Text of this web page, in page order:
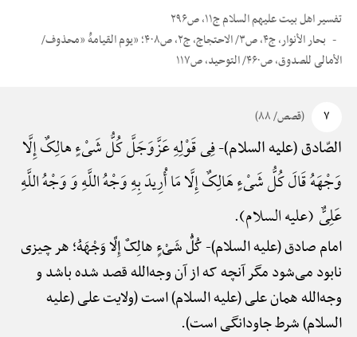
تفسیر اهل بیت علیهم السلام ج۱۱، ص۲۹۶
بحار الأنوار، ج۴، ص۳/ الاحتجاج، ج۲، ص۴۰۸؛ «یوم القیامهًْ «محذوف/
الأمالی للصدوق، ص۴۶۰/ التوحید، ص۱۱۷
۷ (قصص/ ۸۸)
الصّادق (علیه السلام)-فِی قَوْلِهِ عَزَّوَجَلَّ کُلُّ شَیْءٍ هالِکٌ إِلَّا
وَجْهَهُ قَالَ کُلُّ شَیْءٍ هَالِکٌ إِلَّا مَا أُرِیدَ بِهِ وَجْهُ اللَّهِ وَ وَجْهُ اللَّهِ
عَلِیٌّ (علیه السلام).
امام صادق (علیه السلام)-کُلُّ شَیْءٍ هالِکٌ إِلَّا وَجْهَهُ؛ هر چیزی
نابود می‌شود مگر آنچه که از آن وجه‌الله قصد شده باشد و
وجه‌الله همان علی (علیه السلام) است (ولایت علی (علیه
السلام) شرط جاودانگی است).